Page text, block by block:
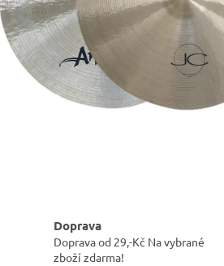
Doprava
Doprava od 29,-Kč Na vybrané
zboží zdarma!